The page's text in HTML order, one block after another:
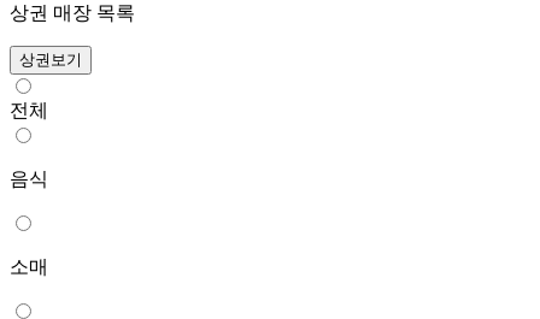
상권 매장 목록
상권보기
전체
음식
소매